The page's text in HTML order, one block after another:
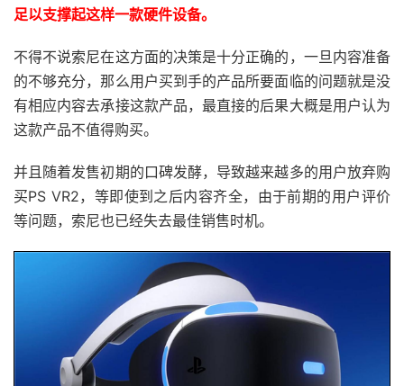
足以支撑起这样一款硬件设备。
不得不说索尼在这方面的决策是十分正确的，一旦内容准备
的不够充分，那么用户买到手的产品所要面临的问题就是没
有相应内容去承接这款产品，最直接的后果大概是用户认为
这款产品不值得购买。
并且随着发售初期的口碑发酵，导致越来越多的用户放弃购
买PS VR2，等即使到之后内容齐全，由于前期的用户评价
等问题，索尼也已经失去最佳销售时机。